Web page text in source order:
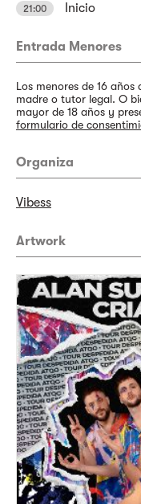
21:00 Inicio
Entrada Menores
Los menores de 16
madre o tutor legal. O
mayor de 18 años y
formulario de
Organiza
Vibess
Artwork